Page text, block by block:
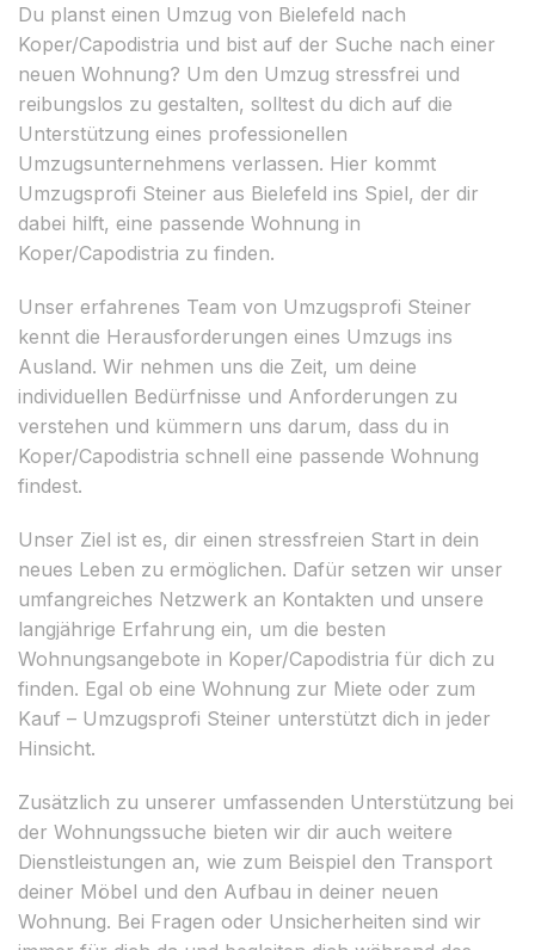
Du planst einen Umzug von Bielefeld nach
Koper/Capodistria und bist auf der Suche nach einer
neuen Wohnung? Um den Umzug stressfrei und
reibungslos zu gestalten, solltest du dich auf die
Unterstützung eines professionellen
Umzugsunternehmens verlassen. Hier kommt
Umzugsprofi Steiner aus Bielefeld ins Spiel, der dir
dabei hilft, eine passende Wohnung in
Koper/Capodistria zu finden.
Unser erfahrenes Team von Umzugsprofi Steiner
kennt die Herausforderungen eines Umzugs ins
Ausland. Wir nehmen uns die Zeit, um deine
individuellen Bedürfnisse und Anforderungen zu
verstehen und kümmern uns darum, dass du in
Koper/Capodistria schnell eine passende Wohnung
findest.
Unser Ziel ist es, dir einen stressfreien Start in dein
neues Leben zu ermöglichen. Dafür setzen wir unser
umfangreiches Netzwerk an Kontakten und unsere
langjährige Erfahrung ein, um die besten
Wohnungsangebote in Koper/Capodistria für dich zu
finden. Egal ob eine Wohnung zur Miete oder zum
Kauf – Umzugsprofi Steiner unterstützt dich in jeder
Hinsicht.
Zusätzlich zu unserer umfassenden Unterstützung bei
der Wohnungssuche bieten wir dir auch weitere
Dienstleistungen an, wie zum Beispiel den Transport
deiner Möbel und den Aufbau in deiner neuen
Wohnung. Bei Fragen oder Unsicherheiten sind wir